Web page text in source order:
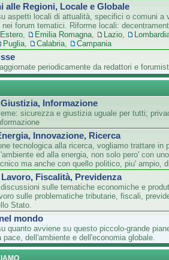
alle Regioni, Locale e Globale
aspetti locali di attualità, specifici o comuni a
nei forum tematici. Riforme locali:
Estero Emilia Romagna Lazio
Puglia Calabria Campania
periodicamente da redattori e
Informazione
sicurezza e giustizia uguale per tutti;
Innovazione, Ricerca
tecnologica alla ricerca, vogliamo trattare in
ed alla energia, non solo pero' con
ma anche con quello politico, piu' ampio,
Fiscalità, Previdenza
sulle tematiche economiche e
sulle problematiche tributarie, fiscali,
Stato.
mondo
quanto avviene su questo piccolo-grande
pace, dell'ambiente e dell'economia globale.